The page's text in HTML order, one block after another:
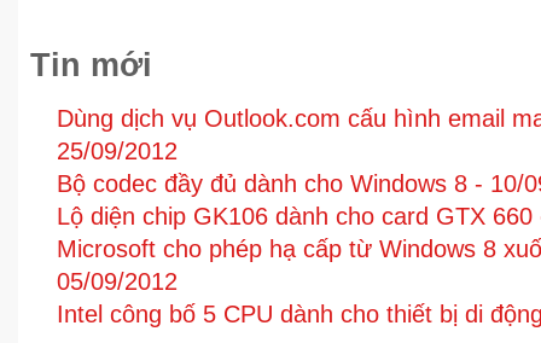
Tin mới
Dùng dịch vụ Outlook.com cấu hình email
25/09/2012
Bộ codec đầy đủ dành cho Windows 8 - 10/
Lộ diện chip GK106 dành cho card GTX
Microsoft cho phép hạ cấp từ Windows 8
05/09/2012
Intel công bố 5 CPU dành cho thiết bị di